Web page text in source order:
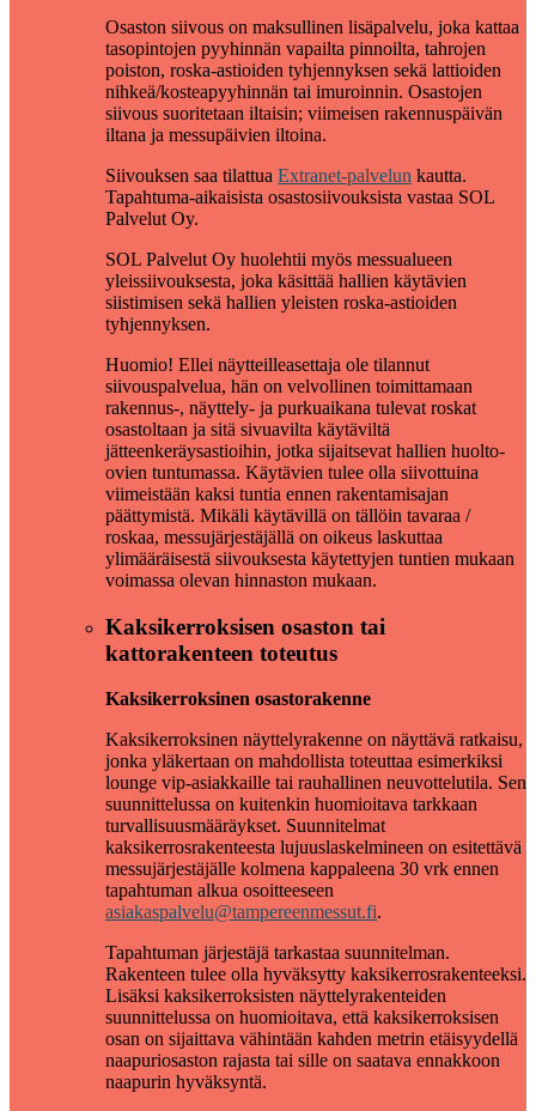
Osaston siivous on maksullinen lisäpalvelu, joka kattaa
tasopintojen pyyhinnän vapailta pinnoilta, tahrojen
poiston, roska-astioiden tyhjennyksen sekä lattioiden
nihkeä/kosteapyyhinnän tai imuroinnin. Osastojen
siivous suoritetaan iltaisin; viimeisen rakennuspäivän
iltana ja messupäivien iltoina.
Siivouksen saa tilattua Extranet-palvelun kautta.
Tapahtuma-aikaisista osastosiivouksista vastaa SOL
Palvelut Oy.
SOL Palvelut Oy huolehtii myös messualueen
yleissiivouksesta, joka käsittää hallien käytävien
siistimisen sekä hallien yleisten roska-astioiden
tyhjennyksen.
Huomio! Ellei näytteilleasettaja ole tilannut
siivouspalvelua, hän on velvollinen toimittamaan
rakennus-, näyttely- ja purkuaikana tulevat roskat
osastoltaan ja sitä sivuavilta käytäviltä
jätteenkeräysastioihin, jotka sijaitsevat hallien huolto-
ovien tuntumassa. Käytävien tulee olla siivottuina
viimeistään kaksi tuntia ennen rakentamisajan
päättymistä. Mikäli käytävillä on tällöin tavaraa /
roskaa, messujärjestäjällä on oikeus laskuttaa
ylimääräisestä siivouksesta käytettyjen tuntien mukaan
voimassa olevan hinnaston mukaan.
Kaksikerroksisen osaston tai
kattorakenteen toteutus
Kaksikerroksinen osastorakenne
Kaksikerroksinen näyttelyrakenne on näyttävä ratkaisu,
jonka yläkertaan on mahdollista toteuttaa esimerkiksi
lounge vip-asiakkaille tai rauhallinen neuvottelutila. Sen
suunnittelussa on kuitenkin huomioitava tarkkaan
turvallisuusmääräykset. Suunnitelmat
kaksikerrosrakenteesta lujuuslaskelmineen on esitettävä
messujärjestäjälle kolmena kappaleena 30 vrk ennen
tapahtuman alkua osoitteeseen
asiakaspalvelu@tampereenmessut.fi.
Tapahtuman järjestäjä tarkastaa suunnitelman.
Rakenteen tulee olla hyväksytty kaksikerrosrakenteeksi.
Lisäksi kaksikerroksisten näyttelyrakenteiden
suunnittelussa on huomioitava, että kaksikerroksisen
osan on sijaittava vähintään kahden metrin etäisyydellä
naapuriosaston rajasta tai sille on saatava ennakkoon
naapurin hyväksyntä.